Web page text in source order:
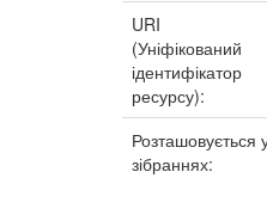
URI
(Уніфікований
ідентифікатор
ресурсу):
Розташовується
зібраннях: